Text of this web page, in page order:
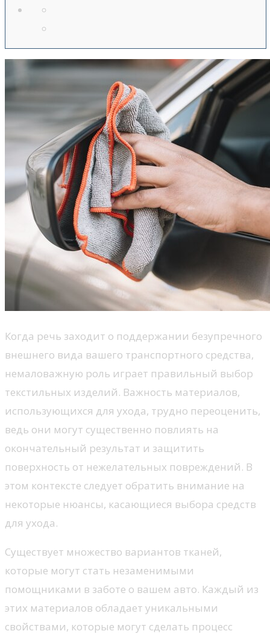
Когда речь заходит о поддержании безупречного
внешнего вида вашего транспортного средства,
немаловажную роль играет правильный выбор
текстильных изделий. Важность материалов,
использующихся для ухода, трудно переоценить,
ведь они могут существенно повлиять на
окончательный результат и защитить
поверхность от нежелательных повреждений. В
этом контексте следует обратить внимание на
некоторые нюансы, касающиеся выбора средств
для ухода.
Существует множество вариантов тканей,
которые могут стать незаменимыми
помощниками в заботе о вашем авто. Каждый из
этих материалов обладает уникальными
свойствами, которые могут сделать процесс